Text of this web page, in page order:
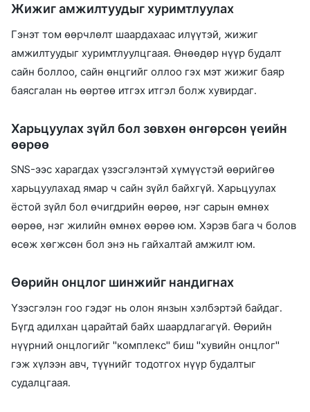
Жижиг амжилтуудыг хуримтлуулах
Гэнэт том өөрчлөлт шаардахаас илүүтэй, жижиг
амжилтуудыг хуримтлуулцгаая. Өнөөдөр нүүр будалт
сайн боллоо, сайн өнцгийг оллоо гэх мэт жижиг баяр
баясгалан нь өөртөө итгэх итгэл болж хувирдаг.
Харьцуулах зүйл бол зөвхөн өнгөрсөн үеийн
өөрөө
SNS-ээс харагдах үзэсгэлэнтэй хүмүүстэй өөрийгөө
харьцуулахад ямар ч сайн зүйл байхгүй. Харьцуулах
ёстой зүйл бол өчигдрийн өөрөө, нэг сарын өмнөх
өөрөө, нэг жилийн өмнөх өөрөө юм. Хэрэв бага ч болов
өсөж хөгжсөн бол энэ нь гайхалтай амжилт юм.
Өөрийн онцлог шинжийг нандигнах
Үзэсгэлэн гоо гэдэг нь олон янзын хэлбэртэй байдаг.
Бүгд адилхан царайтай байх шаардлагагүй. Өөрийн
нүүрний онцлогийг "комплекс" биш "хувийн онцлог"
гэж хүлээн авч, түүнийг тодотгох нүүр будалтыг
судалцгаая.